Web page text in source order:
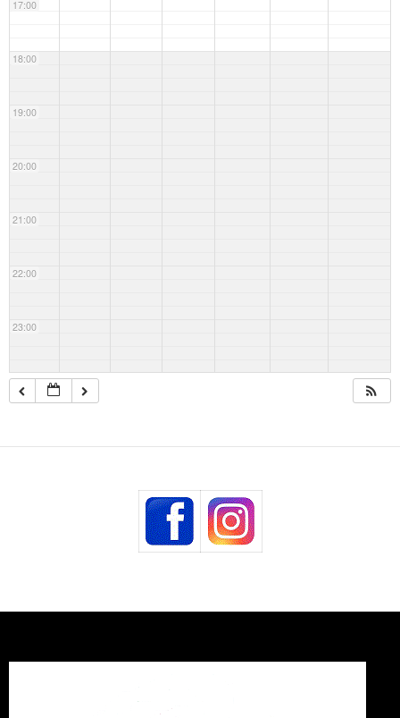
17:00
18:00
19:00
20:00
21:00
22:00
23:00